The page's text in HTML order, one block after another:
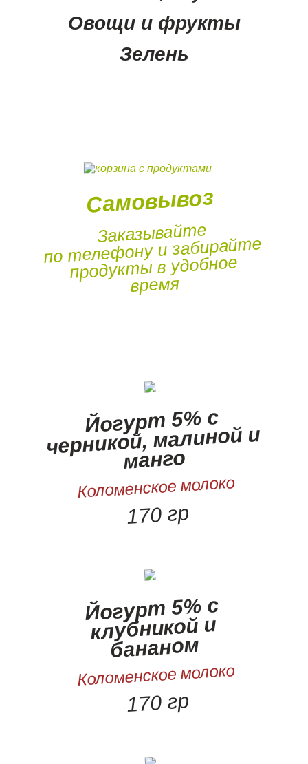
Овощи и фрукты
Зелень
Самовывоз
Заказывайте
по телефону и забирайте
продукты в удобное
время
Йогурт 5% с
черникой, малиной и
манго
Коломенское молоко
170 гр
Йогурт 5% с
клубникой и
бананом
Коломенское молоко
170 гр